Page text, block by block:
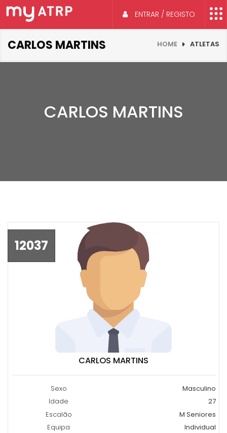
ENTRAR / REGISTO
CARLOS MARTINS HOME ATLETAS
CARLOS MARTINS
12037
CARLOS MARTINS
Sexo
Masculino
Idade
27
Escalão
M Seniores
Equipa
Individual